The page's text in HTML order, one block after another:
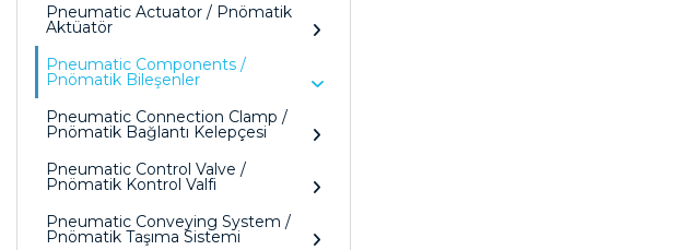
Pneumatic Actuator / Pnömatik
Aktüatör
Pneumatic Components /
Pnömatik Bileşenler
Pneumatic Connection Clamp /
Pnömatik Bağlantı Kelepçesi
Pneumatic Control Valve /
Pnömatik Kontrol Valfi
Pneumatic Conveying System /
Pnömatik Taşıma Sistemi